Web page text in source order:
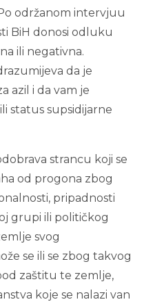
održanom intervjuu
BiH donosi odluku
ili negativna.
da je
azil i da vam je
status supsidijarne
strancu koji se
od progona zbog
pripadnosti
grupi ili političkog
svog
se ili se zbog takvog
zaštitu te zemlje,
koje se nalazi van